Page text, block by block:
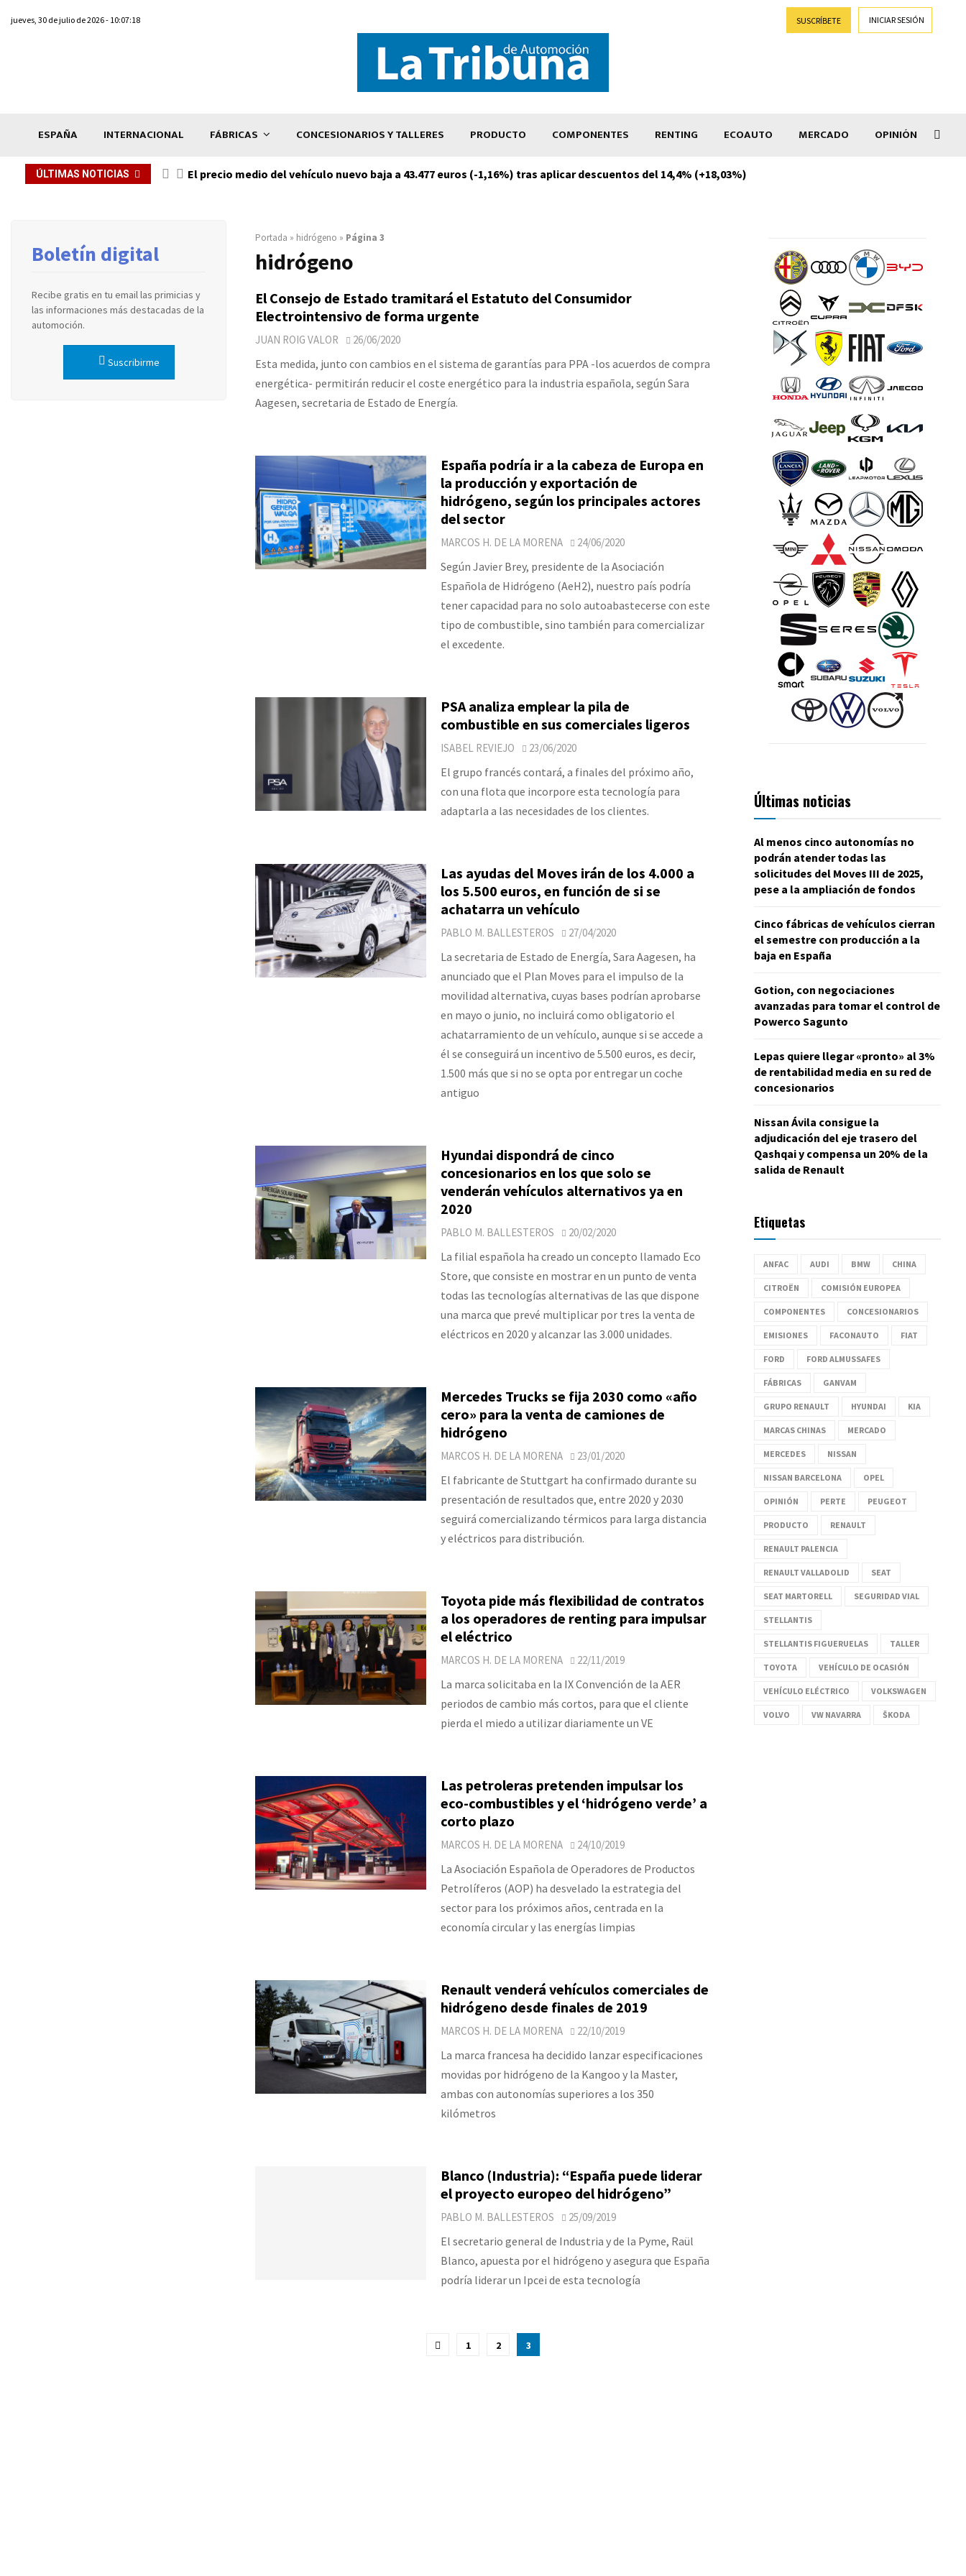
jueves, 30 de julio de 2026 - 10:07:18 SUSCRÍBETE INICIAR SESIÓN
ESPAÑA INTERNACIONAL FÁBRICAS CONCESIONARIOS Y TALLERES PRODUCTO COMPONENTES RENTING ECOAUTO MERCADO OPINIÓN
ÚLTIMAS NOTICIAS El precio medio del vehículo nuevo baja a 43.477 euros (-1,16%) tras aplicar descuentos del 14,4% (+18,03%)
Portada » hidrógeno » Página 3
hidrógeno
El Consejo de Estado tramitará el Estatuto del Consumidor
Electrointensivo de forma urgente
JUAN ROIG VALOR 26/06/2020
Esta medida, junto con cambios en el sistema de garantías para PPA -los acuerdos de compra
energética- permitirán reducir el coste energético para la industria española, según Sara
Aagesen, secretaria de Estado de Energía.
España podría ir a la cabeza de Europa en
la producción y exportación de
hidrógeno, según los principales actores
del sector
MARCOS H. DE LA MORENA 24/06/2020
Según Javier Brey, presidente de la Asociación
Española de Hidrógeno (AeH2), nuestro país podría
tener capacidad para no solo autoabastecerse con este
tipo de combustible, sino también para comercializar
el excedente.
PSA analiza emplear la pila de
combustible en sus comerciales ligeros
ISABEL REVIEJO 23/06/2020
El grupo francés contará, a finales del próximo año,
con una flota que incorpore esta tecnología para
adaptarla a las necesidades de los clientes.
Las ayudas del Moves irán de los 4.000 a
los 5.500 euros, en función de si se
achatarra un vehículo
PABLO M. BALLESTEROS 27/04/2020
La secretaria de Estado de Energía, Sara Aagesen, ha
anunciado que el Plan Moves para el impulso de la
movilidad alternativa, cuyas bases podrían aprobarse
en mayo o junio, no incluirá como obligatorio el
achatarramiento de un vehículo, aunque si se accede a
él se conseguirá un incentivo de 5.500 euros, es decir,
1.500 más que si no se opta por entregar un coche
antiguo
Hyundai dispondrá de cinco
concesionarios en los que solo se
venderán vehículos alternativos ya en
2020
PABLO M. BALLESTEROS 20/02/2020
La filial española ha creado un concepto llamado Eco
Store, que consiste en mostrar en un punto de venta
todas las tecnologías alternativas de las que dispone
una marca que prevé multiplicar por tres la venta de
eléctricos en 2020 y alcanzar las 3.000 unidades.
Mercedes Trucks se fija 2030 como «año
cero» para la venta de camiones de
hidrógeno
MARCOS H. DE LA MORENA 23/01/2020
El fabricante de Stuttgart ha confirmado durante su
presentación de resultados que, entre 2020 y 2030
seguirá comercializando térmicos para larga distancia
y eléctricos para distribución.
Toyota pide más flexibilidad de contratos
a los operadores de renting para impulsar
el eléctrico
MARCOS H. DE LA MORENA 22/11/2019
La marca solicitaba en la IX Convención de la AER
periodos de cambio más cortos, para que el cliente
pierda el miedo a utilizar diariamente un VE
Las petroleras pretenden impulsar los
eco-combustibles y el ‘hidrógeno verde’ a
corto plazo
MARCOS H. DE LA MORENA 24/10/2019
La Asociación Española de Operadores de Productos
Petrolíferos (AOP) ha desvelado la estrategia del
sector para los próximos años, centrada en la
economía circular y las energías limpias
Renault venderá vehículos comerciales de
hidrógeno desde finales de 2019
MARCOS H. DE LA MORENA 22/10/2019
La marca francesa ha decidido lanzar especificaciones
movidas por hidrógeno de la Kangoo y la Master,
ambas con autonomías superiores a los 350
kilómetros
Blanco (Industria): “España puede liderar
el proyecto europeo del hidrógeno”
PABLO M. BALLESTEROS 25/09/2019
El secretario general de Industria y de la Pyme, Raül
Blanco, apuesta por el hidrógeno y asegura que España
podría liderar un Ipcei de esta tecnología
1 2 3
Boletín digital
Recibe gratis en tu email las primicias y
las informaciones más destacadas de la
automoción.
Suscribirme
Últimas noticias
Al menos cinco autonomías no
podrán atender todas las
solicitudes del Moves III de 2025,
pese a la ampliación de fondos
Cinco fábricas de vehículos cierran
el semestre con producción a la
baja en España
Gotion, con negociaciones
avanzadas para tomar el control de
Powerco Sagunto
Lepas quiere llegar «pronto» al 3%
de rentabilidad media en su red de
concesionarios
Nissan Ávila consigue la
adjudicación del eje trasero del
Qashqai y compensa un 20% de la
salida de Renault
Etiquetas
ANFAC AUDI BMW CHINA
CITROËN COMISIÓN EUROPEA
COMPONENTES CONCESIONARIOS
EMISIONES FACONAUTO FIAT
FORD FORD ALMUSSAFES
FÁBRICAS GANVAM
GRUPO RENAULT HYUNDAI KIA
MARCAS CHINAS MERCADO
MERCEDES NISSAN
NISSAN BARCELONA OPEL
OPINIÓN PERTE PEUGEOT
PRODUCTO RENAULT
RENAULT PALENCIA
RENAULT VALLADOLID SEAT
SEAT MARTORELL SEGURIDAD VIAL
STELLANTIS
STELLANTIS FIGUERUELAS TALLER
TOYOTA VEHÍCULO DE OCASIÓN
VEHÍCULO ELÉCTRICO VOLKSWAGEN
VOLVO VW NAVARRA ŠKODA